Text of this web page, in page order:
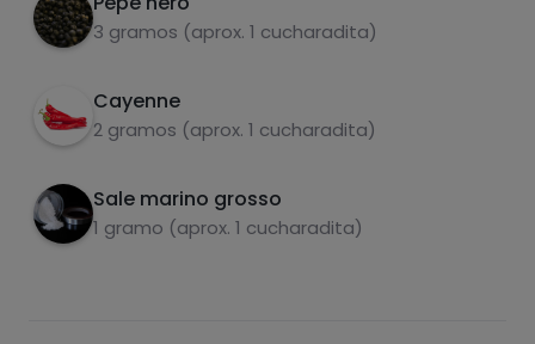
3 gramos (aprox. 1 cucharadita)
Cayenne
2 gramos (aprox. 1 cucharadita)
Sale marino grosso
1 gramo (aprox. 1 cucharadita)
zuccheri grassi saturi